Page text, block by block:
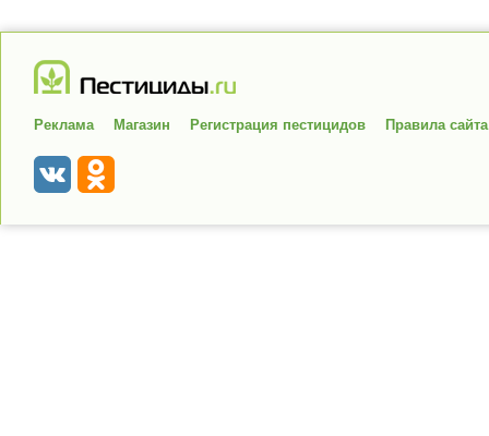
Реклама Магазин Регистрация пестицидов Правила сайта